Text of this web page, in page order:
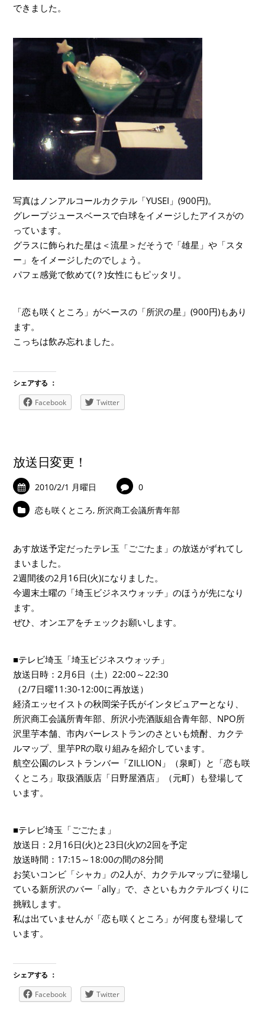
できました。
写真はノンアルコールカクテル「YUSEI」(900円)。
グレープジュースベースで白球をイメージしたアイスがの
っています。
グラスに飾られた星は＜流星＞だそうで「雄星」や「スタ
ー」をイメージしたのでしょう。
パフェ感覚で飲めて(？)女性にもピッタリ。
「恋も咲くところ」がベースの「所沢の星」(900円)もあり
ます。
こっちは飲み忘れました。
シェアする ：
Facebook
Twitter
放送日変更！
2010/2/1 月曜日 0
恋も咲くところ, 所沢商工会議所青年部
あす放送予定だったテレ玉「ごごたま」の放送がずれてし
まいました。
2週間後の2月16日(火)になりました。
今週末土曜の「埼玉ビジネスウォッチ」のほうが先になり
ます。
ぜひ、オンエアをチェックお願いします。
■テレビ埼玉「埼玉ビジネスウォッチ」
放送日時：2月6日（土）22:00～22:30
（2/7日曜11:30-12:00に再放送）
経済エッセイストの秋岡栄子氏がインタビュアーとなり、
所沢商工会議所青年部、所沢小売酒販組合青年部、NPO所
沢里芋本舗、市内バーレストランのさといも焼酎、カクテ
ルマップ、里芋PRの取り組みを紹介しています。
航空公園のレストランバー「ZILLION」（泉町）と「恋も咲
くところ」取扱酒販店「日野屋酒店」（元町）も登場して
います。
■テレビ埼玉「ごごたま」
放送日：2月16日(火)と23日(火)の2回を予定
放送時間：17:15～18:00の間の8分間
お笑いコンビ「シャカ」の2人が、カクテルマップに登場し
ている新所沢のバー「ally」で、さといもカクテルづくりに
挑戦します。
私は出ていませんが「恋も咲くところ」が何度も登場して
います。
シェアする ：
Facebook
Twitter